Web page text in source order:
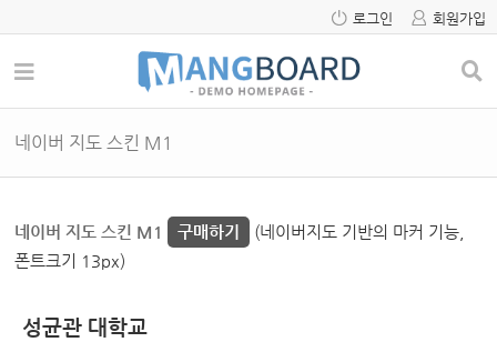
로그인 회원가입
네이버 지도 스킨 M1
네이버 지도 스킨 M1 구매하기
(네이버지도 기반의 마커 기능,
폰트크기 13px)
성균관 대학교